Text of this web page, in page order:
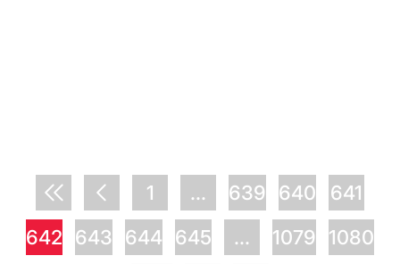
1 ... 639 640
641
642
643 644 645 ... 1079
1080